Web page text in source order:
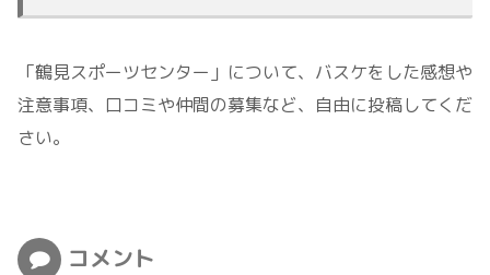
「鶴見スポーツセンター」について、バスケをした感想や
注意事項、口コミや仲間の募集など、自由に投稿してくだ
さい。
コメント